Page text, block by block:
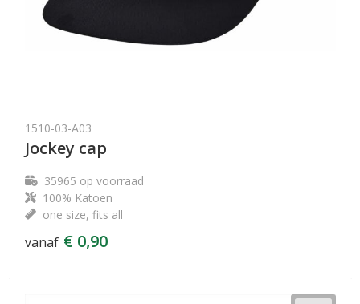
1510-03-A03
Jockey cap
35965 op voorraad
100% Katoen
one size, fits all
vanaf € 0,90